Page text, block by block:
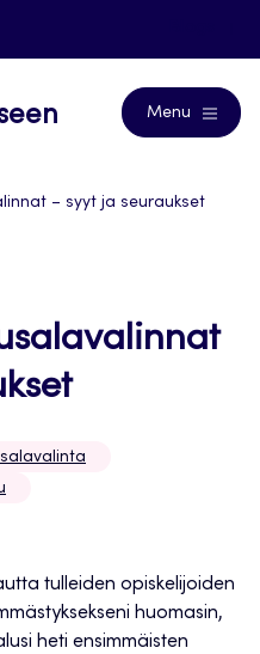
Menu
– syyt ja seuraukset
tulleiden opiskelijoiden
huomasin,
heti ensimmäisten